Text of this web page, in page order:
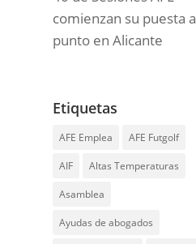
comienzan su puesta a
punto en Alicante
Etiquetas
AFE Emplea AFE Futgolf
AIF Altas Temperaturas
Asamblea
Ayudas de abogados